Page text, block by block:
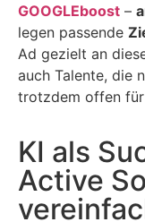
GOOGLEboost –
legen passende
Ad gezielt an
auch Talente, die
trotzdem offen für
KI als
Active